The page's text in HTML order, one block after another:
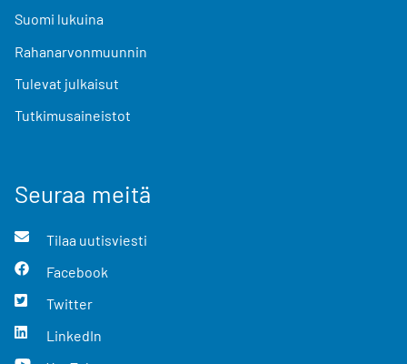
Suomi lukuina
Rahanarvonmuunnin
Tulevat julkaisut
Tutkimusaineistot
Seuraa meitä
Tilaa uutisviesti
Facebook
Twitter
LinkedIn